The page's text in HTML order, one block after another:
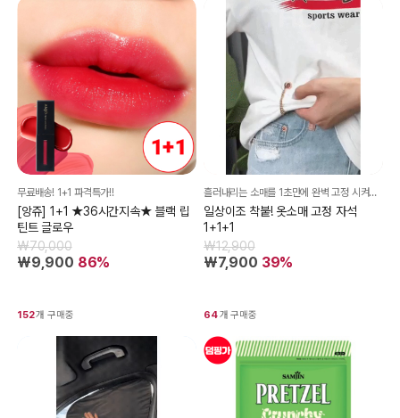
무료배송! 1+1 파격특가!!
[앙쥬] 1+1 ★36시간지속★ 블랙 립
틴트 글로우
₩70,000
₩9,900 86%
152개 구매중
흘러내리는 소매를 1초만에 완벽 고정 시켜주는 옷소매 자석 입니다.
일상이조 착붙! 옷소매 고정 자석
1+1+1
₩12,900
₩7,900 39%
64개 구매중